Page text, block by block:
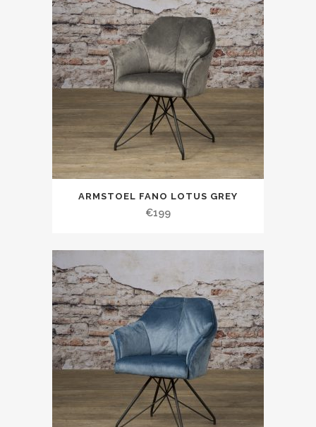
ARMSTOEL FANO LOTUS GREY
€199